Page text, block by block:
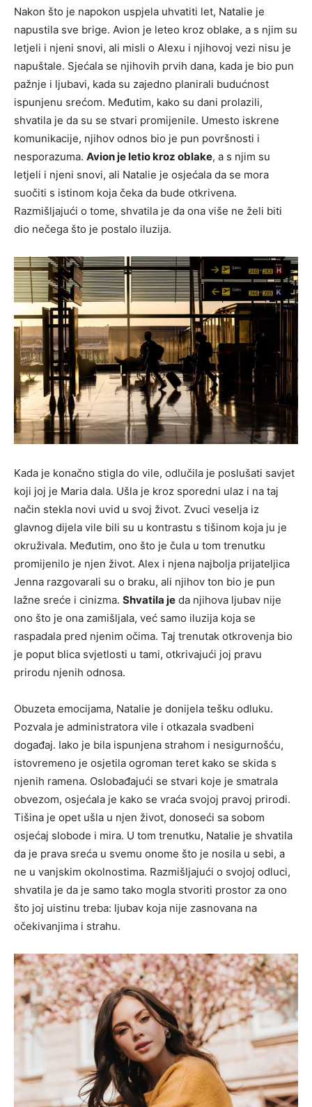
Nakon što je napokon uspjela uhvatiti let, Natalie je
napustila sve brige. Avion je leteo kroz oblake, a s njim su
letjeli i njeni snovi, ali misli o Alexu i njihovoj vezi nisu je
napuštale. Sjećala se njihovih prvih dana, kada je bio pun
pažnje i ljubavi, kada su zajedno planirali budućnost
ispunjenu srećom. Međutim, kako su dani prolazili,
shvatila je da su se stvari promijenile. Umesto iskrene
komunikacije, njihov odnos bio je pun površnosti i
nesporazuma. Avion je letio kroz oblake, a s njim su
letjeli i njeni snovi, ali Natalie je osjećala da se mora
suočiti s istinom koja čeka da bude otkrivena.
Razmišljajući o tome, shvatila je da ona više ne želi biti
dio nečega što je postalo iluzija.
Kada je konačno stigla do vile, odlučila je poslušati savjet
koji joj je Maria dala. Ušla je kroz sporedni ulaz i na taj
način stekla novi uvid u svoj život. Zvuci veselja iz
glavnog dijela vile bili su u kontrastu s tišinom koja ju je
okruživala. Međutim, ono što je čula u tom trenutku
promijenilo je njen život. Alex i njena najbolja prijateljica
Jenna razgovarali su o braku, ali njihov ton bio je pun
lažne sreće i cinizma. Shvatila je da njihova ljubav nije
ono što je ona zamišljala, već samo iluzija koja se
raspadala pred njenim očima. Taj trenutak otkrovenja bio
je poput blica svjetlosti u tami, otkrivajući joj pravu
prirodu njenih odnosa.
Obuzeta emocijama, Natalie je donijela tešku odluku.
Pozvala je administratora vile i otkazala svadbeni
događaj. Iako je bila ispunjena strahom i nesigurnošću,
istovremeno je osjetila ogroman teret kako se skida s
njenih ramena. Oslobađajući se stvari koje je smatrala
obvezom, osjećala je kako se vraća svojoj pravoj prirodi.
Tišina je opet ušla u njen život, donoseći sa sobom
osjećaj slobode i mira. U tom trenutku, Natalie je shvatila
da je prava sreća u svemu onome što je nosila u sebi, a
ne u vanjskim okolnostima. Razmišljajući o svojoj odluci,
shvatila je da je samo tako mogla stvoriti prostor za ono
što joj uistinu treba: ljubav koja nije zasnovana na
očekivanjima i strahu.